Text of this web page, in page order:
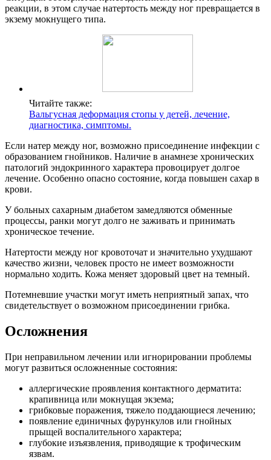
реакции, в этом случае натертость между ног превращается в
экзему мокнущего типа.
Читайте также:
Вальгусная деформация стопы у детей, лечение,
диагностика, симптомы.
Если натер между ног, возможно присоединение инфекции с
образованием гнойников. Наличие в анамнезе хронических
патологий эндокринного характера провоцирует долгое
лечение. Особенно опасно состояние, когда повышен сахар в
крови.
У больных сахарным диабетом замедляются обменные
процессы, ранки могут долго не заживать и принимать
хроническое течение.
Натертости между ног кровоточат и значительно ухудшают
качество жизни, человек просто не имеет возможности
нормально ходить. Кожа меняет здоровый цвет на темный.
Потемневшие участки могут иметь неприятный запах, что
свидетельствует о возможном присоединении грибка.
Осложнения
При неправильном лечении или игнорировании проблемы
могут развиться осложненные состояния:
аллергические проявления контактного дерматита:
крапивница или мокнущая экзема;
грибковые поражения, тяжело поддающиеся лечению;
появление единичных фурункулов или гнойных
прыщей воспалительного характера;
глубокие изъязвления, приводящие к трофическим
язвам.